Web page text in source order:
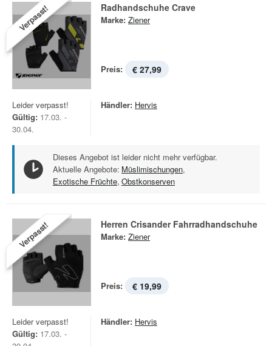
Verpasst! Radhandschuhe Crave
Marke: Ziener
Preis: € 27,99
Leider verpasst!
Gültig: 17.03. -
30.04.
Händler: Hervis
Dieses Angebot ist leider nicht mehr verfügbar.
Aktuelle Angebote: Müslimischungen,
Exotische Früchte, Obstkonserven
Verpasst! Herren Crisander Fahrradhandschuhe
Marke: Ziener
Preis: € 19,99
Leider verpasst!
Gültig: 17.03. -
Händler: Hervis